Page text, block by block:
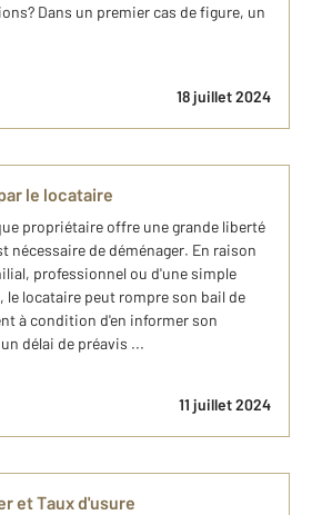
Dans un premier cas de figure, un
18 juillet 2024
le locataire
propriétaire offre une grande liberté
nécessaire de déménager. En raison
professionnel ou d'une simple
le locataire peut rompre son bail de
à condition d'en informer son
délai de préavis ...
11 juillet 2024
et Taux d'usure